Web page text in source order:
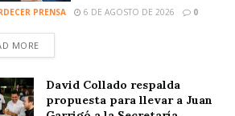
PRENSA 6 DE AGOSTO DE 2026 0
MORE
David Collado respalda
propuesta para llevar a Juan